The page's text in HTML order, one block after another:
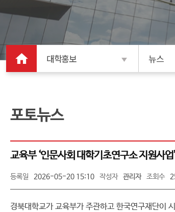
대학홍보 뉴스
포토뉴스
교육부 ‘인문사회 대학기초연구소 지원사
등록일 2026-05-20 15:10 작성자 관리자 조회수
경북대학교가 교육부가 주관하고 한국연구재단이